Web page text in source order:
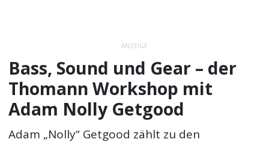
ANZEIGE
Bass, Sound und Gear – der
Thomann Workshop mit
Adam Nolly Getgood
Adam „Nolly“ Getgood zählt zu den